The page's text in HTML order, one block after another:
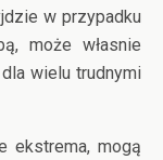
w przypadku
może własnie
wielu trudnymi
ekstrema, mogą